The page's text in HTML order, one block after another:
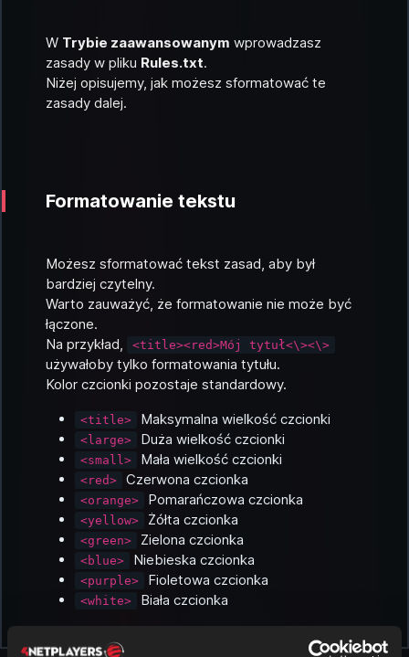
W Trybie zaawansowanym wprowadzasz
zasady w pliku Rules.txt.
Niżej opisujemy, jak możesz sformatować te
zasady dalej.
Formatowanie tekstu
Możesz sformatować tekst zasad, aby był
bardziej czytelny.
Warto zauważyć, że formatowanie nie może być
łączone.
Na przykład,
<title><red>Mój tytuł<\><\>
używałoby tylko formatowania tytułu.
Kolor czcionki pozostaje standardowy.
<title> Maksymalna wielkość czcionki
<large> Duża wielkość czcionki
<small> Mała wielkość czcionki
<red> Czerwona czcionka
<orange> Pomarańczowa czcionka
<yellow> Żółta czcionka
<green> Zielona czcionka
<blue> Niebieska czcionka
<purple> Fioletowa czcionka
<white> Biała czcionka